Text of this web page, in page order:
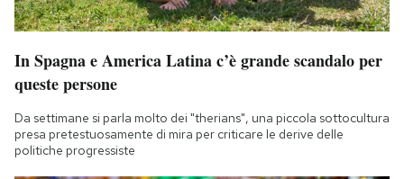
In Spagna e America Latina c’è grande scandalo per
queste persone
Da settimane si parla molto dei "therians", una piccola sottocultura
presa pretestuosamente di mira per criticare le derive delle
politiche progressiste